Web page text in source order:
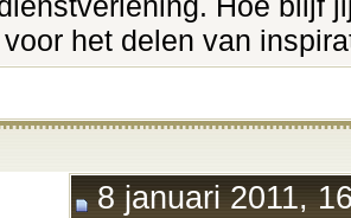
het delen van
8 januari 2011,